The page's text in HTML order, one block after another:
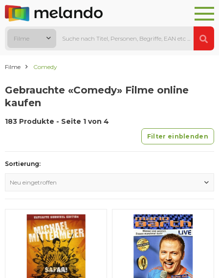
Filme
Filme Comedy
Gebrauchte «Comedy» Filme online
kaufen
183 Produkte - Seite 1 von 4
Filter einblenden
Sortierung:
Neu eingetroffen